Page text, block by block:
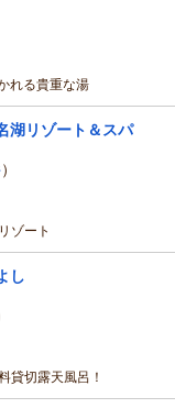
れる貴重な湯
湖リゾート＆スパ
）
ゾート
し
貸切露天風呂！